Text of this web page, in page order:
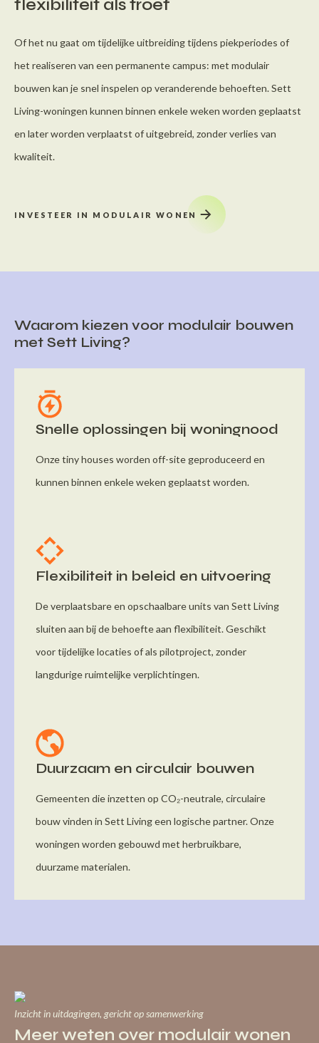
flexibiliteit als troef
Of het nu gaat om tijdelijke uitbreiding tijdens piekperiodes of
het realiseren van een permanente campus: met modulair
bouwen kan je snel inspelen op veranderende behoeften. Sett
Living-woningen kunnen binnen enkele weken worden geplaatst
en later worden verplaatst of uitgebreid, zonder verlies van
kwaliteit.
INVESTEER IN MODULAIR WONEN
Waarom kiezen voor modulair bouwen
met Sett Living?
Snelle oplossingen bij woningnood
Onze tiny houses worden off-site geproduceerd en
kunnen binnen enkele weken geplaatst worden.
Flexibiliteit in beleid en uitvoering
De verplaatsbare en opschaalbare units van Sett Living
sluiten aan bij de behoefte aan flexibiliteit. Geschikt
voor tijdelijke locaties of als pilotproject, zonder
langdurige ruimtelijke verplichtingen.
Duurzaam en circulair bouwen
Gemeenten die inzetten op CO₂-neutrale, circulaire
bouw vinden in Sett Living een logische partner. Onze
woningen worden gebouwd met herbruikbare,
duurzame materialen.
Inzicht in uitdagingen, gericht op samenwerking
Meer weten over modulair wonen